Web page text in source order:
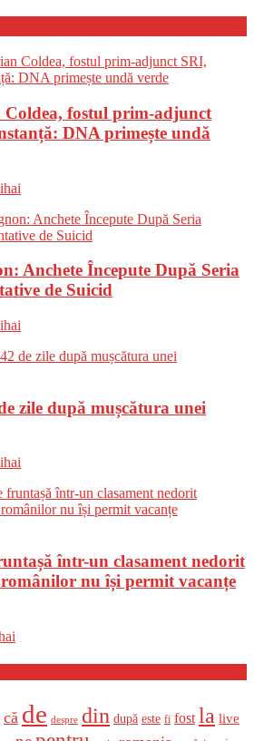
fostul prim-adjunct
DNA primește undă
Anchete Începute După Seria
de Suicid
zile după mușcătura unei
într-un clasament nedorit
nu își permit vacanțe
că de despre din după este fi fost la live